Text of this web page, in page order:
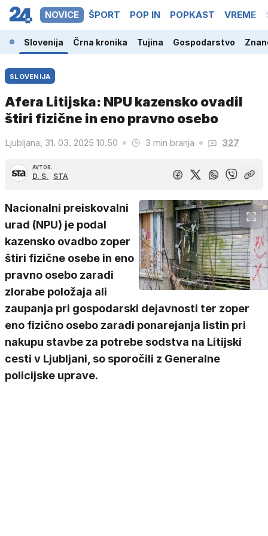
NOVICE ŠPORT POP IN POPKAST VREME
Slovenija Črna kronika Tujina Gospodarstvo
SLOVENIJA
Afera Litijska: NPU kazensko ovadil
štiri fizične in eno pravno osebo
Ljubljana, 31. 03. 2025 10.50 3 min branja 327
AVTOR:
D. S. STA
Nacionalni preiskovalni
urad (NPU) je podal
kazensko ovadbo zoper
štiri fizične osebe in eno
pravno osebo zaradi
zlorabe položaja ali
zaupanja pri gospodarski dejavnosti ter zoper
eno fizično osebo zaradi ponarejanja listin pri
nakupu stavbe za potrebe sodstva na Litijski
cesti v Ljubljani, so sporočili z Generalne
policijske uprave.